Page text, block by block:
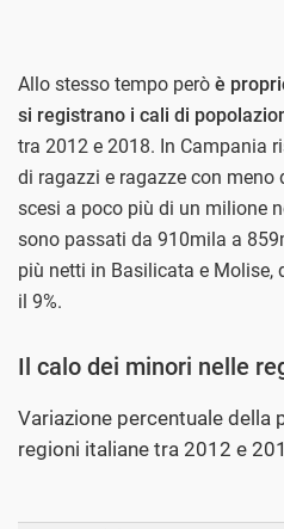
Allo stesso tempo però è
si registrano i cali di
tra 2012 e 2018. In Campania
di ragazzi e ragazze con meno
scesi a poco più di un milione
sono passati da 910mila a
più netti in Basilicata e Molise,
il 9%.
Il calo dei minori nelle
Variazione percentuale della
regioni italiane tra 2012 e